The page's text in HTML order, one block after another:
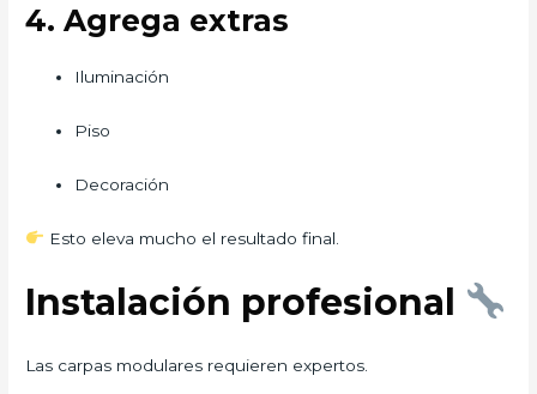
4. Agrega extras
Iluminación
Piso
Decoración
Esto eleva mucho el resultado final.
Instalación profesional
Las carpas modulares requieren expertos.